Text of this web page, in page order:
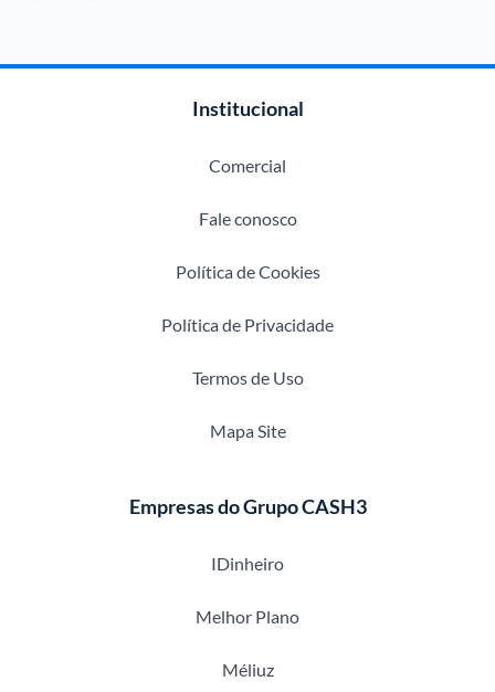
Institucional
Comercial
Fale conosco
Política de Cookies
Política de Privacidade
Termos de Uso
Mapa Site
Empresas do Grupo CASH3
IDinheiro
Melhor Plano
Méliuz